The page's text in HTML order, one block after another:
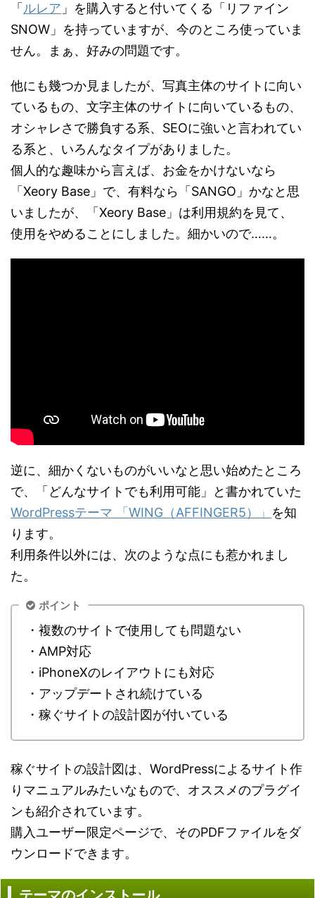
「 ルレア 」を購入すると付いてくる「リファイン
SNOW」を持っていますが、今のところ使っていま
せん。まぁ、好みの問題です。
他にも幾つか見ましたが、写真主体のサイトに向い
ているもの、文字主体のサイトに向いているもの、
オシャレさで勝負する系、SEOに強いと言われてい
る系と、いろんなタイプがありました。
個人的な趣味から言えば、お金をかけないなら
「Xeory Base」で、有料なら「SANGO」かなと思
いましたが、「Xeory Base」は利用規約を見て、
使用をやめることにしました。細かいので……。
逆に、細かくないものがいいなと思い始めたところ
で、「どんなサイトでも利用可能」と書かれていた
WordPressテーマ 「WING（AFFINGER5）」 を知
ります。
利用条件以外には、次のような点にも惹かれまし
た。
ポイント
・複数のサイトで使用しても問題ない
・AMP対応
・iPhoneXのレイアウトにも対応
・アップデートされ続けている
・稼ぐサイトの設計図が付いている
稼ぐサイトの設計図は、WordPressによるサイト作
りマニュアルみたいなもので、オススメのプラグイ
ンも紹介されています。
購入ユーザー限定ページで、そのPDFファイルをダ
ウンロードできます。
テーマのインストール